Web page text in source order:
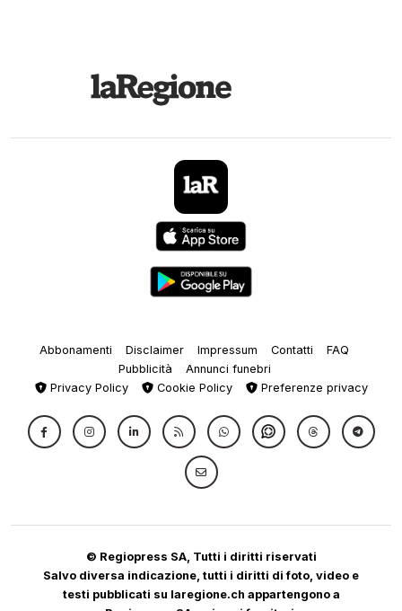
Abbonamenti Disclaimer Impressum Contatti
FAQ
Pubblicità
Annunci funebri
Privacy Policy
Cookie Policy Preferenze privacy
© Regiopress SA, Tutti i diritti riservati
Salvo diversa indicazione, tutti i diritti di foto, video e
testi pubblicati su laregione.ch appartengono a